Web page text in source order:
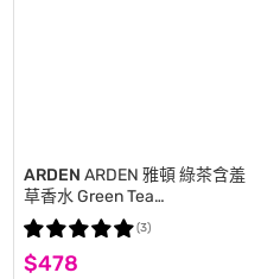
ARDEN ARDEN 雅頓 綠茶含羞
草香水 Green Tea
Mimosa(100ml) EDT-國際航空
版
$478
(3)